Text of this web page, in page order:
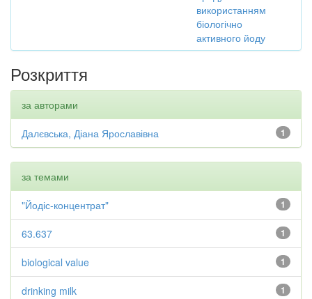
використанням
біологічно
активного йоду
Розкриття
за авторами
1
Далєвська, Діана Ярославівна
за темами
1
"Йодіс-концентрат"
1
63.637
1
biological value
1
drinking milk